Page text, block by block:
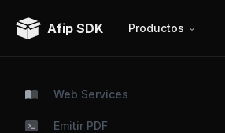
Afip SDK Productos
Web Services
Emitir PDF